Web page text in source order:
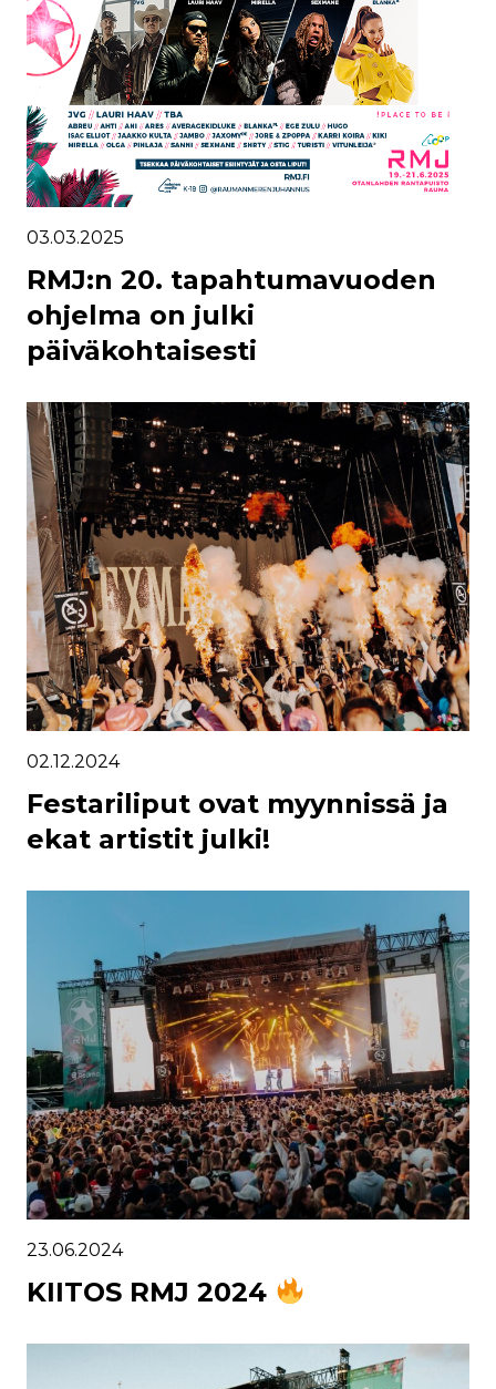
03.03.2025
RMJ:n 20. tapahtumavuoden
ohjelma on julki
päiväkohtaisesti
02.12.2024
Festariliput ovat myynnissä ja
ekat artistit julki!
23.06.2024
KIITOS RMJ 2024